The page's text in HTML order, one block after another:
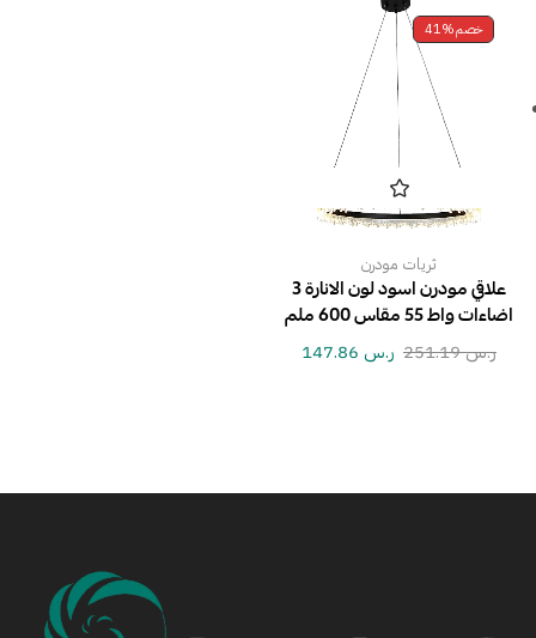
خصم41%
ثريات مودرن
علاقي مودرن اسود لون الانارة 3
اضاءات واط 55 مقاس 600 ملم
ر.س251.19 ر.س